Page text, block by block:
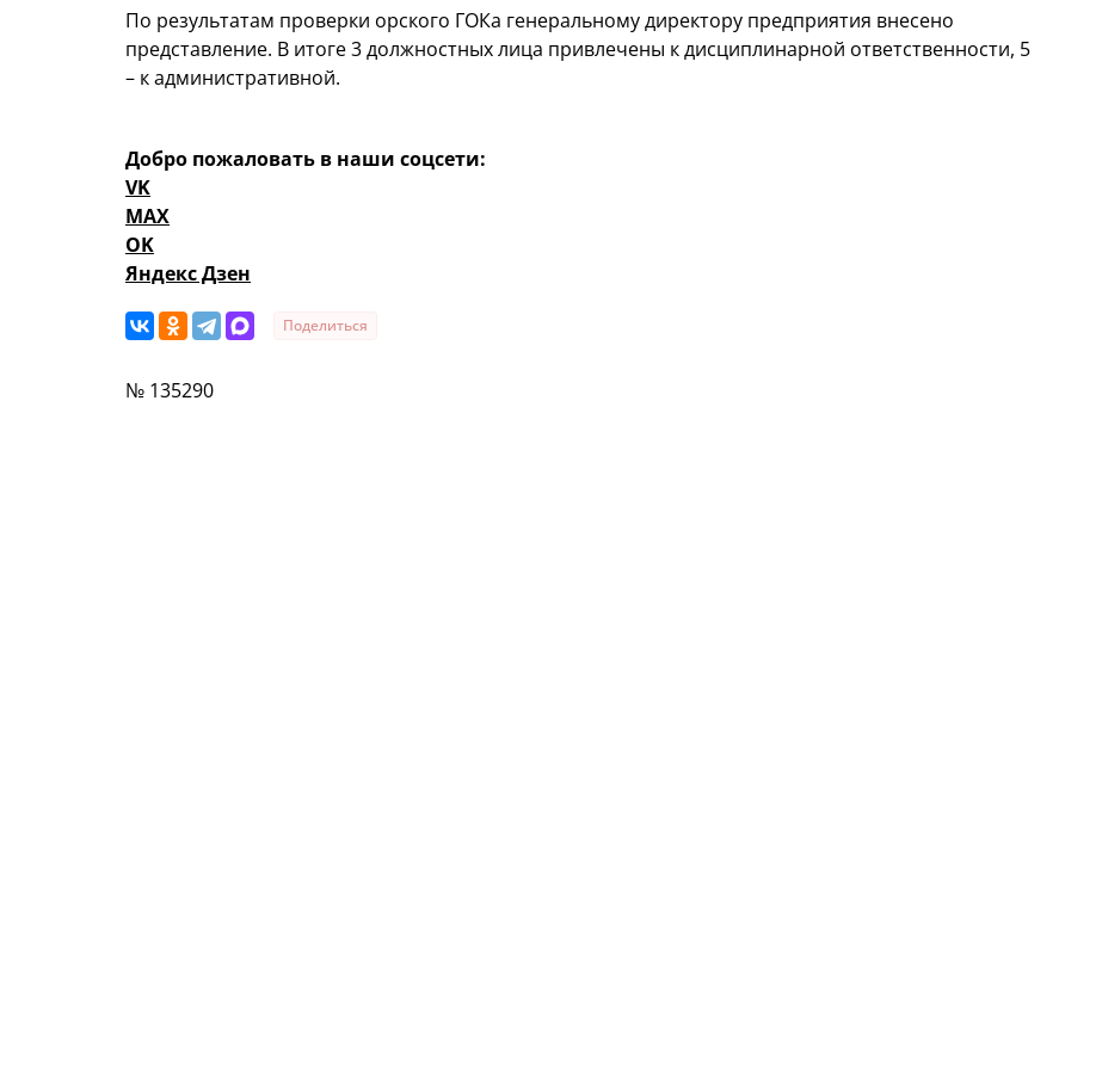
По результатам проверки орского ГОКа генеральному директору предприятия внесено
представление. В итоге 3 должностных лица привлечены к дисциплинарной ответственности, 5
– к административной.
Добро пожаловать в наши соцсети:
VK
MAX
OK
Яндекс Дзен
Поделиться
№ 135290